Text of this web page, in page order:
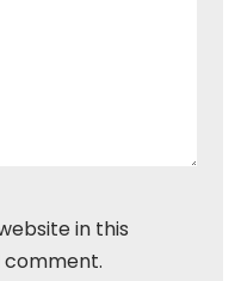
in this